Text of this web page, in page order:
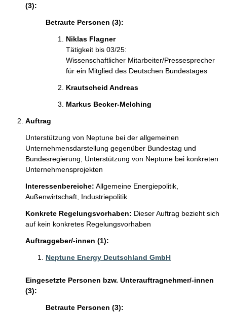
(3):
Betraute Personen (3):
Niklas Flagner
Tätigkeit bis 03/25:
Wissenschaftlicher Mitarbeiter/Pressesprecher
für ein Mitglied des Deutschen Bundestages
Krautscheid Andreas
Markus Becker-Melching
Auftrag
Unterstützung von Neptune bei der allgemeinen
Unternehmensdarstellung gegenüber Bundestag und
Bundesregierung; Unterstützung von Neptune bei konkreten
Unternehmensprojekten
Interessenbereiche: Allgemeine Energiepolitik,
Außenwirtschaft, Industriepolitik
Konkrete Regelungsvorhaben: Dieser Auftrag bezieht sich
auf kein konkretes Regelungsvorhaben
Auftraggeber/-innen (1):
Neptune Energy Deutschland GmbH
Eingesetzte Personen bzw. Unterauftragnehmer/-innen
(3):
Betraute Personen (3):